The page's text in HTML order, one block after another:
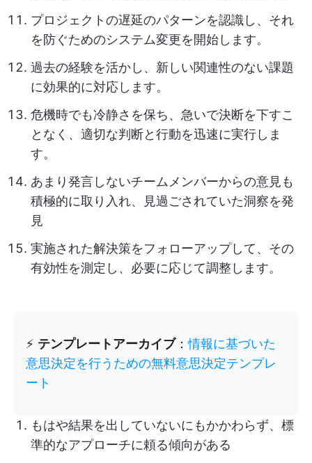
プロジェクトの遅延のパターンを認識し、それ
を防ぐためのシステム変更を開始します。
過去の経験を活かし、新しい関連性のない課題
に効果的に対応します。
危機時でも冷静さを保ち、急いで決断を下すこ
となく、適切な判断と行動を迅速に実行しま
す。
あまり発言しないチームメンバーからの意見も
積極的に取り入れ、見過ごされていた洞察を発
見
実施された解決策をフォローアップして、その
有効性を測定し、必要に応じて調整します。
⚡️ テンプレートアーカイブ：情報に基づいた
意思決定を行うための無料意思決定テンプレ
ート
もはや結果を出していないにもかかわらず、標
準的なアプローチに頼る傾向がある